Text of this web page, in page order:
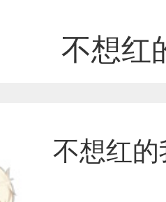
不想红
不想红